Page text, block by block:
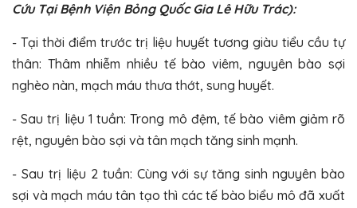
Cứu Tại Bệnh Viện Bỏng Quốc Gia Lê Hữu Trác):
- Tại thời điểm trước trị liệu huyết tương giàu tiểu cầu tự
thân: Thâm nhiễm nhiều tế bào viêm, nguyên bào sợi
nghèo nàn, mạch máu thưa thớt, sung huyết.
- Sau trị liệu 1 tuần: Trong mô đệm, tế bào viêm giảm rõ
rệt, nguyên bào sợi và tân mạch tăng sinh mạnh.
- Sau trị liệu 2 tuần: Cùng với sự tăng sinh nguyên bào
sợi và mạch máu tân tạo thì các tế bào biểu mô đã xuất